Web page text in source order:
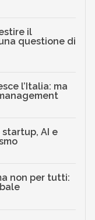
il
questione di
l’Italia: ma
AI e
non per tutti: